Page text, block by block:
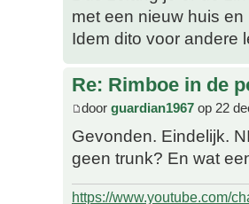
met een nieuw huis
Idem dito voor andere
Re: Rimboe in de
door guardian1967 op 22
Gevonden. Eindelijk.
geen trunk? En wat
https://www.youtube.com/